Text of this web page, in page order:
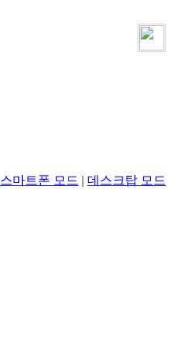
스마트폰 모드 | 데스크탑 모드